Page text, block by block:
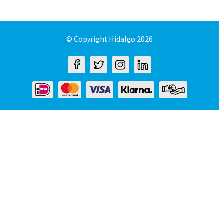
© Copyright Hidalgo 2026